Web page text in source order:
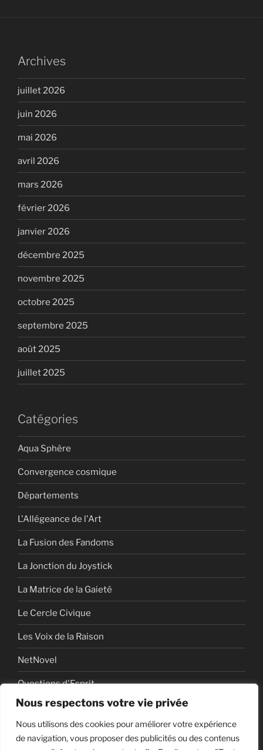
Nous respectons votre vie privée
Nous utilisons des cookies pour améliorer votre expérience
de navigation, vous proposer des publicités ou des contenus
Archives
juillet 2026
juin 2026
mai 2026
avril 2026
mars 2026
février 2026
janvier 2026
décembre 2025
novembre 2025
octobre 2025
septembre 2025
août 2025
juillet 2025
Catégories
Aqua Sphère
Convergence cosmique
Départements
L'Allégeance de l'Art
La Fusion des Fandoms
La Jonction du Joystick
La Matrice de la Gaieté
Le Cercle Civique
Les Voix de la Raison
NetNovel
Questions d'Esprit
Série
Série vidéo